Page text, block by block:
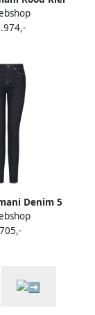
Brown
Denim 5
Blue Dames